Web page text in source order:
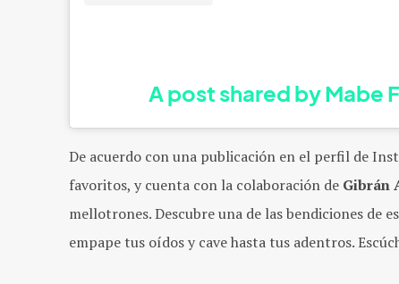
A post shared by Mabe
De acuerdo con una publicación en el perfil de
favoritos, y cuenta con la colaboración de Gibrán
mellotrones. Descubre una de las bendiciones de
empape tus oídos y cave hasta tus adentros.